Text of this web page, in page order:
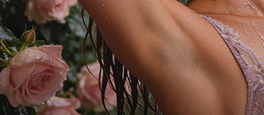
WILD ORCHID
Комбинезон длинный
11 000₽ |+ 550 бонусов
+ 1 цвет